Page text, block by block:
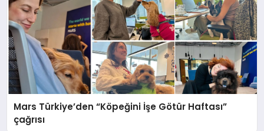
Mars Türkiye’den “Köpeğini İşe Götür Haftası”
çağrısı